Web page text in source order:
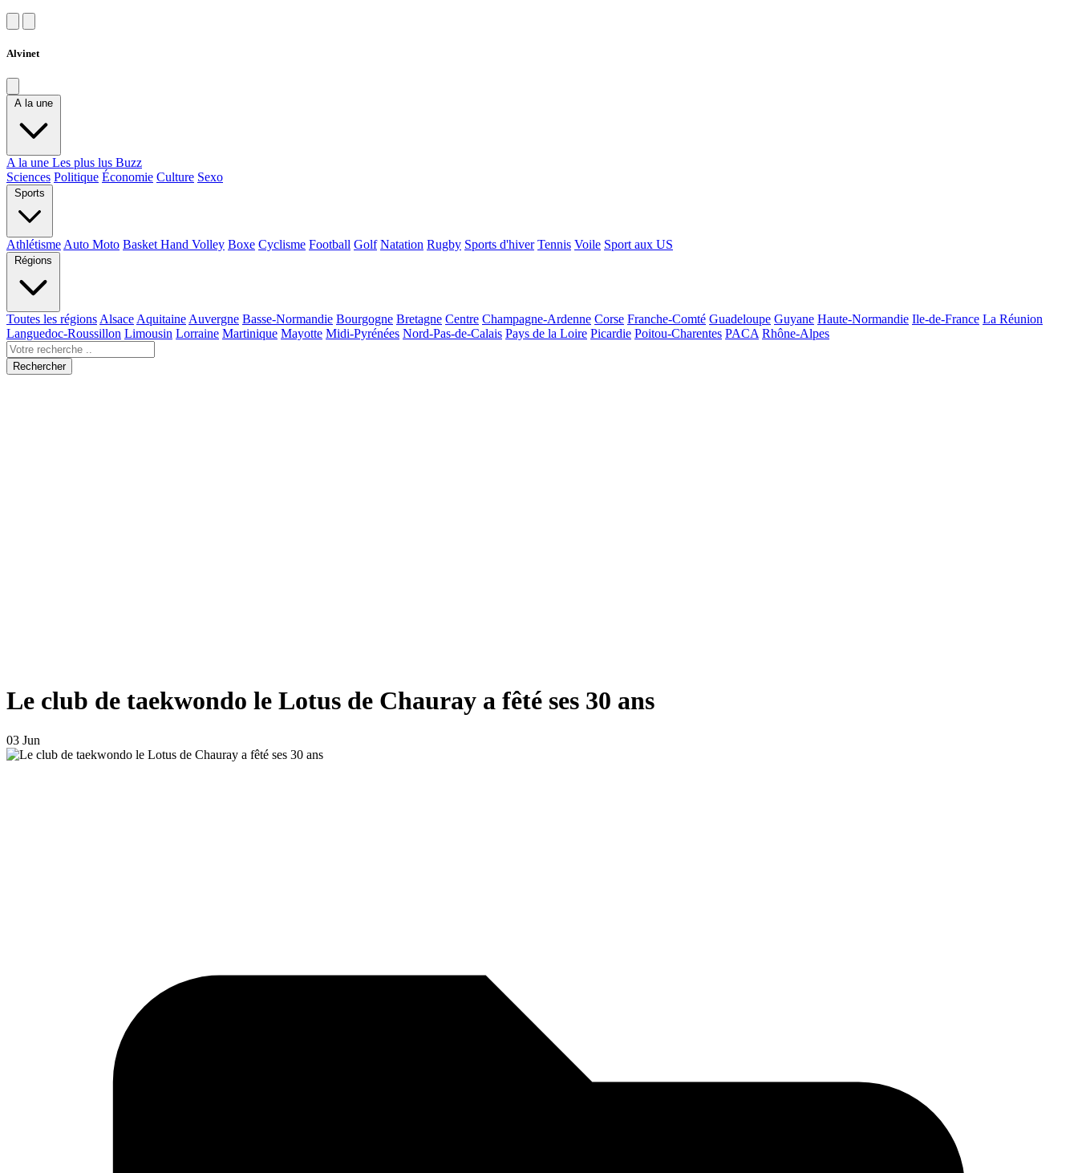
Alvinet
A la une
A la une Les plus lus Buzz
Sciences Politique Économie Culture Sexo
Sports
Athlétisme Auto Moto Basket Hand Volley Boxe Cyclisme Football Golf Natation Rugby Sports d'hiver Tennis Voile Sport aux US
Régions
Toutes les régions Alsace Aquitaine Auvergne Basse-Normandie Bourgogne Bretagne Centre Champagne-Ardenne Corse Franche-Comté Guadeloupe Guyane Haute-Normandie Ile-de-France La Réunion
Languedoc-Roussillon Limousin Lorraine Martinique Mayotte Midi-Pyrénées Nord-Pas-de-Calais Pays de la Loire Picardie Poitou-Charentes PACA Rhône-Alpes
Rechercher
Le club de taekwondo le Lotus de Chauray a fêté ses 30 ans
03 Jun